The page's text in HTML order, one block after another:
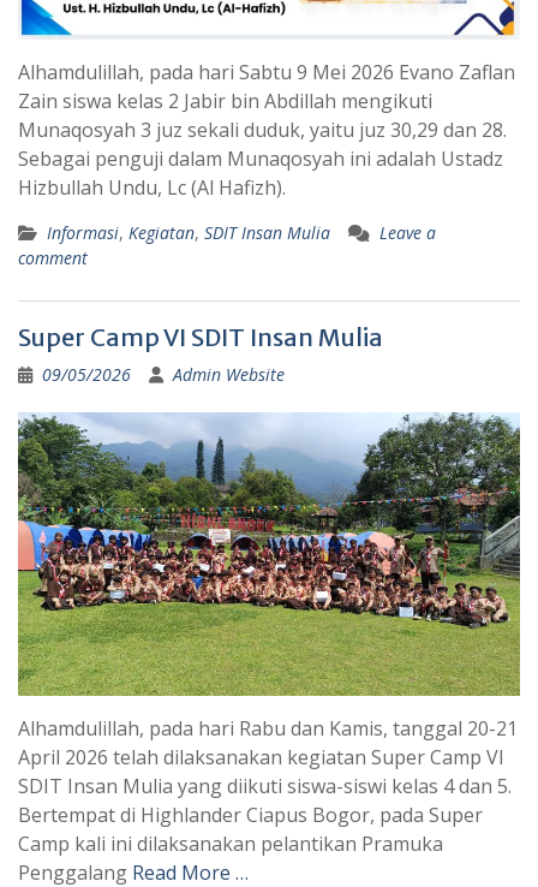
Alhamdulillah, pada hari Sabtu 9 Mei 2026 Evano Zaflan
Zain siswa kelas 2 Jabir bin Abdillah mengikuti
Munaqosyah 3 juz sekali duduk, yaitu juz 30,29 dan 28.
Sebagai penguji dalam Munaqosyah ini adalah Ustadz
Hizbullah Undu, Lc (Al Hafizh).
Informasi, Kegiatan, SDIT Insan Mulia
Leave a
comment
Super Camp VI SDIT Insan Mulia
09/05/2026 Admin Website
Alhamdulillah, pada hari Rabu dan Kamis, tanggal 20-21
April 2026 telah dilaksanakan kegiatan Super Camp VI
SDIT Insan Mulia yang diikuti siswa-siswi kelas 4 dan 5.
Bertempat di Highlander Ciapus Bogor, pada Super
Camp kali ini dilaksanakan pelantikan Pramuka
Penggalang Read More …